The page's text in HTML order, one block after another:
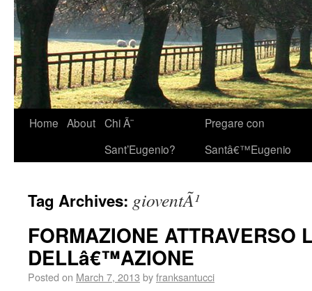
Home About Chi Ã¨
Sant’Eugenio?
Pregare con
Santâ€™Eugenio
Tag Archives: gioventÃ¹
FORMAZIONE ATTRAVERSO
DELLâ€™AZIONE
Posted on March 7, 2013 byfranksantucci